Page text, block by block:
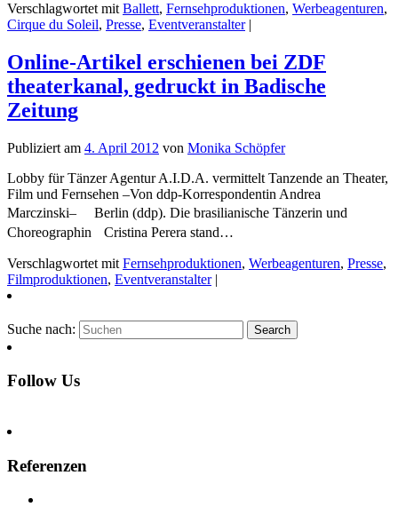
Verschlagwortet mit Ballett, Fernsehproduktionen, Werbeagenturen,
Cirque du Soleil, Presse, Eventveranstalter |
Online-Artikel erschienen bei ZDF
theaterkanal, gedruckt in Badische
Zeitung
Publiziert am 4. April 2012 von Monika Schöpfer
Lobby für Tänzer Agentur A.I.D.A. vermittelt Tanzende an Theater,
Film und Fernsehen –Von ddp-Korrespondentin Andrea
Marczinski– Berlin (ddp). Die brasilianische Tänzerin und
Choreographin Cristina Perera stand…
Verschlagwortet mit Fernsehproduktionen, Werbeagenturen, Presse,
Filmproduktionen, Eventveranstalter |
Suche nach:
Follow Us
Referenzen